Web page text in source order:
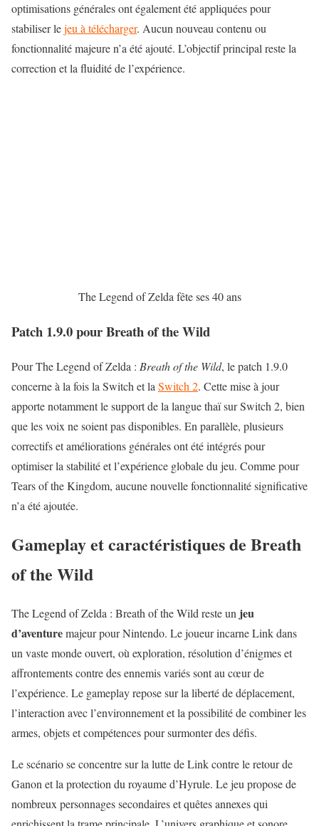
optimisations générales ont également été appliquées pour
stabiliser lejeu à télécharger. Aucun nouveau contenu ou
fonctionnalité majeure n’a été ajouté. L’objectif principal reste la
correction et la fluidité de l’expérience.
The Legend of Zelda fête ses 40 ans
Patch 1.9.0 pour Breath of the Wild
Pour The Legend of Zelda : Breath of the Wild, le patch 1.9.0
concerne à la fois la Switch et la Switch 2. Cette mise à jour
apporte notamment le support de la langue thaï sur Switch 2, bien
que les voix ne soient pas disponibles. En parallèle, plusieurs
correctifs et améliorations générales ont été intégrés pour
optimiser la stabilité et l’expérience globale du jeu. Comme pour
Tears of the Kingdom, aucune nouvelle fonctionnalité significative
n’a été ajoutée.
Gameplay et caractéristiques de Breath
of the Wild
The Legend of Zelda : Breath of the Wild reste un jeu
d’aventuremajeur pour Nintendo. Le joueur incarne Link dans
un vaste monde ouvert, où exploration, résolution d’énigmes et
affrontements contre des ennemis variés sont au cœur de
l’expérience. Le gameplay repose sur la liberté de déplacement,
l’interaction avec l’environnement et la possibilité de combiner les
armes, objets et compétences pour surmonter des défis.
Le scénario se concentre sur la lutte de Link contre le retour de
Ganon et la protection duroyaume d’Hyrule. Le jeu propose de
nombreux personnages secondaires et quêtes annexes qui